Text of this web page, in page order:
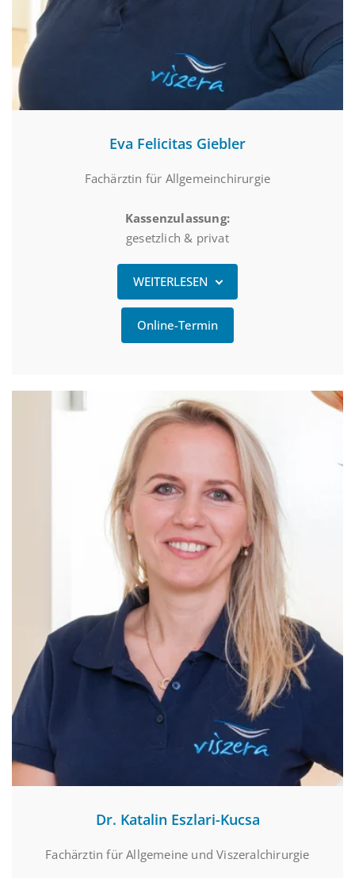
Eva Felicitas Giebler
Fachärztin für Allgemeinchirurgie
Kassenzulassung:
gesetzlich & privat
WEITERLESEN
Online-Termin
Dr. Katalin Eszlari-Kucsa
Fachärztin für Allgemeine und Viszeralchirurgie